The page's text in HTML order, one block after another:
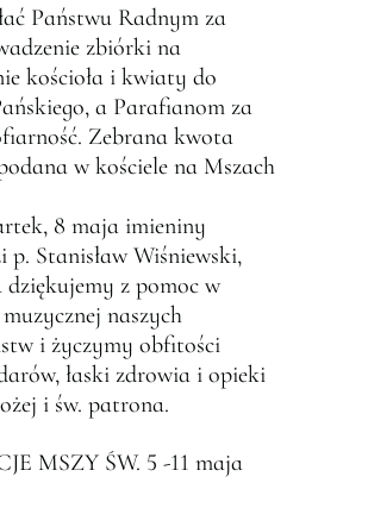
Państwu Radnym za
zbiórki na
kościoła i kwiaty do
a Parafianom za
Zebrana kwota
w kościele na Mszach
8 maja imieniny
p. Stanisław Wiśniewski,
z pomoc w
naszych
i życzymy obfitości
łaski zdrowia i opieki
i św. patrona.
MSZY ŚW. 5 -11 maja